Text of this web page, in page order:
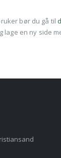
bør du gå til
lage en ny side